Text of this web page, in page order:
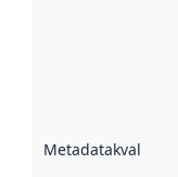
Metadatakvalitet